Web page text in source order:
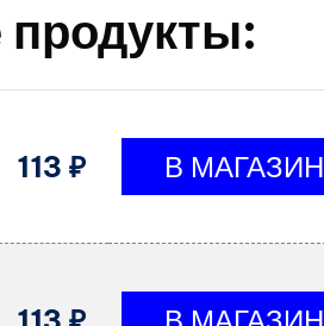
113 ₽